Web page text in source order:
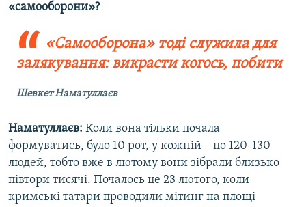
«самооборони»?
«Самооборона» тоді служила для
залякування: викрасти когось, побити
Шевкет Наматуллаєв
Наматуллаєв: Коли вона тільки почала
формуватись, було 10 рот, у кожній – по 120-130
людей, тобто вже в лютому вони зібрали близько
півтори тисячі. Почалось це 23 лютого, коли
кримські татари проводили мітинг на площі